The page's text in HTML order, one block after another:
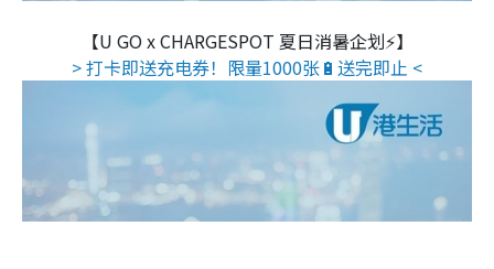
【U GO x CHARGESPOT 夏日消暑企划⚡】
> 打卡即送充电券！限量1000张🔋送完即止 <